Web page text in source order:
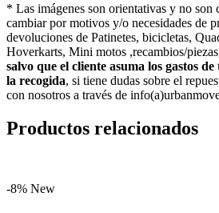
* Las imágenes son orientativas y no son
cambiar por motivos y/o necesidades de
devoluciones de Patinetes, bicicletas,
Hoverkarts, Mini motos ,recambios/
salvo que el cliente asuma los gastos
la recogida, si tiene dudas sobre el
con nosotros a través de
Productos relacionados
-8% New